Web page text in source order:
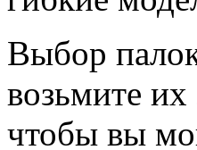
Выбор
возьмите
чтобы вы